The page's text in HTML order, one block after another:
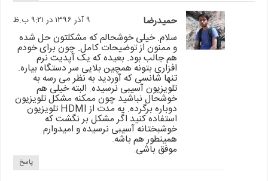
حمیدرضا ۹ آذر ۱۳۹۶ در ۹:۲۱ ب.ظ
سلام. خیلی خوشحالم که مشکلتون حل شده
و ممنون از توضیحات کامل. چون برای خودم
هم جالب بود. بعیده که یک آپدیت نرم
افزاری بتونه همچین بلایی سر دستگاه بیاره.
تنها شانسی که آوردید به نظر می رسه به
تلویزیون آسیبی نرسیده. البته خیلی هم
خوشحال نباشید چون ممکنه مشکل تلویزیون
دوباره برگرده. یه مدت از HDMI تلویزیون
استفاده کنید اگر مشکل بر نگشت که
خوشبختانه آسیبی نرسیده و امیدوارم
همینطور هم باشه.
موفق باشی.
پاسخ